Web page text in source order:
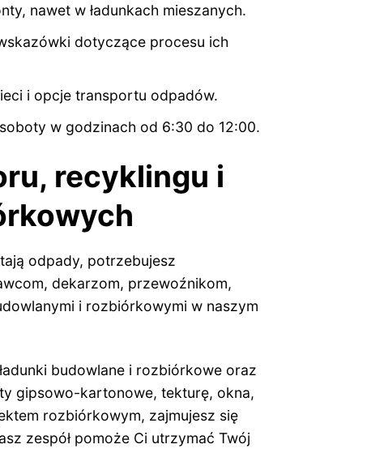
nawet w ładunkach mieszanych.
dotyczące procesu ich
i opcje transportu odpadów.
w godzinach od 6:30 do 12:00.
recyklingu i
odpady, potrzebujesz
dekarzom, przewoźnikom,
i rozbiórkowymi w naszym
budowlane i rozbiórkowe oraz
gipsowo-kartonowe, tekturę, okna,
rozbiórkowym, zajmujesz się
zespół pomoże Ci utrzymać Twój